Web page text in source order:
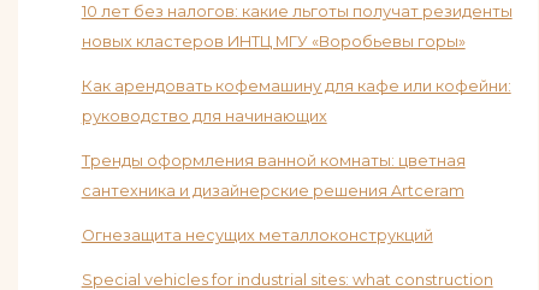
10 лет без налогов: какие льготы получат резиденты
новых кластеров ИНТЦ МГУ «Воробьевы горы»
Как арендовать кофемашину для кафе или кофейни:
руководство для начинающих
Тренды оформления ванной комнаты: цветная
сантехника и дизайнерские решения Artceram
Огнезащита несущих металлоконструкций
Special vehicles for industrial sites: what construction